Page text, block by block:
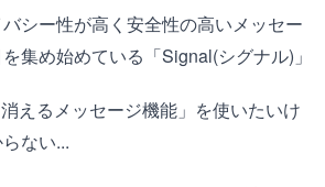
シー性が高く安全性の高いメッセー
集め始めている「Signal(シグナル)」
えるメッセージ機能」を使いたいけ
ない...